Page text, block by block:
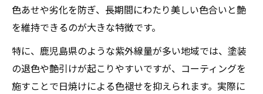
色あせや劣化を防ぎ、長期間にわたり美しい色合いと艶
を維持できるのが大きな特徴です。
特に、鹿児島県のような紫外線量が多い地域では、塗装
の退色や艶引けが起こりやすいですが、コーティングを
施すことで日焼けによる色褪せを抑えられます。実際に